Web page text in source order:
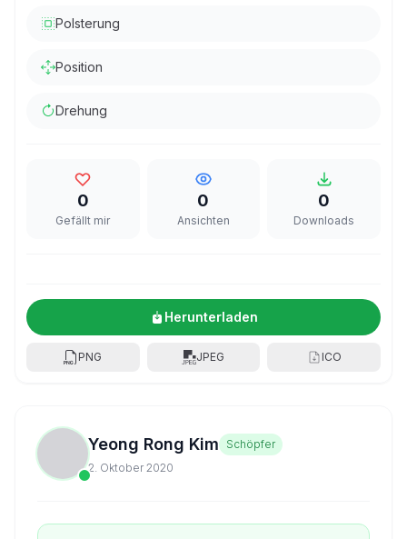
Polsterung
Position
Drehung
0
Gefällt mir
0
Ansichten
0
Downloads
Herunterladen
PNG JPEG ICO
Yeong Rong Kim
Schöpfer
2. Oktober 2020